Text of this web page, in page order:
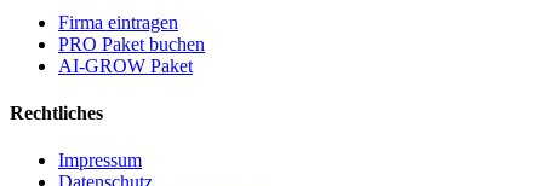
Firma eintragen
PRO Paket buchen
AI-GROW Paket
Rechtliches
Impressum